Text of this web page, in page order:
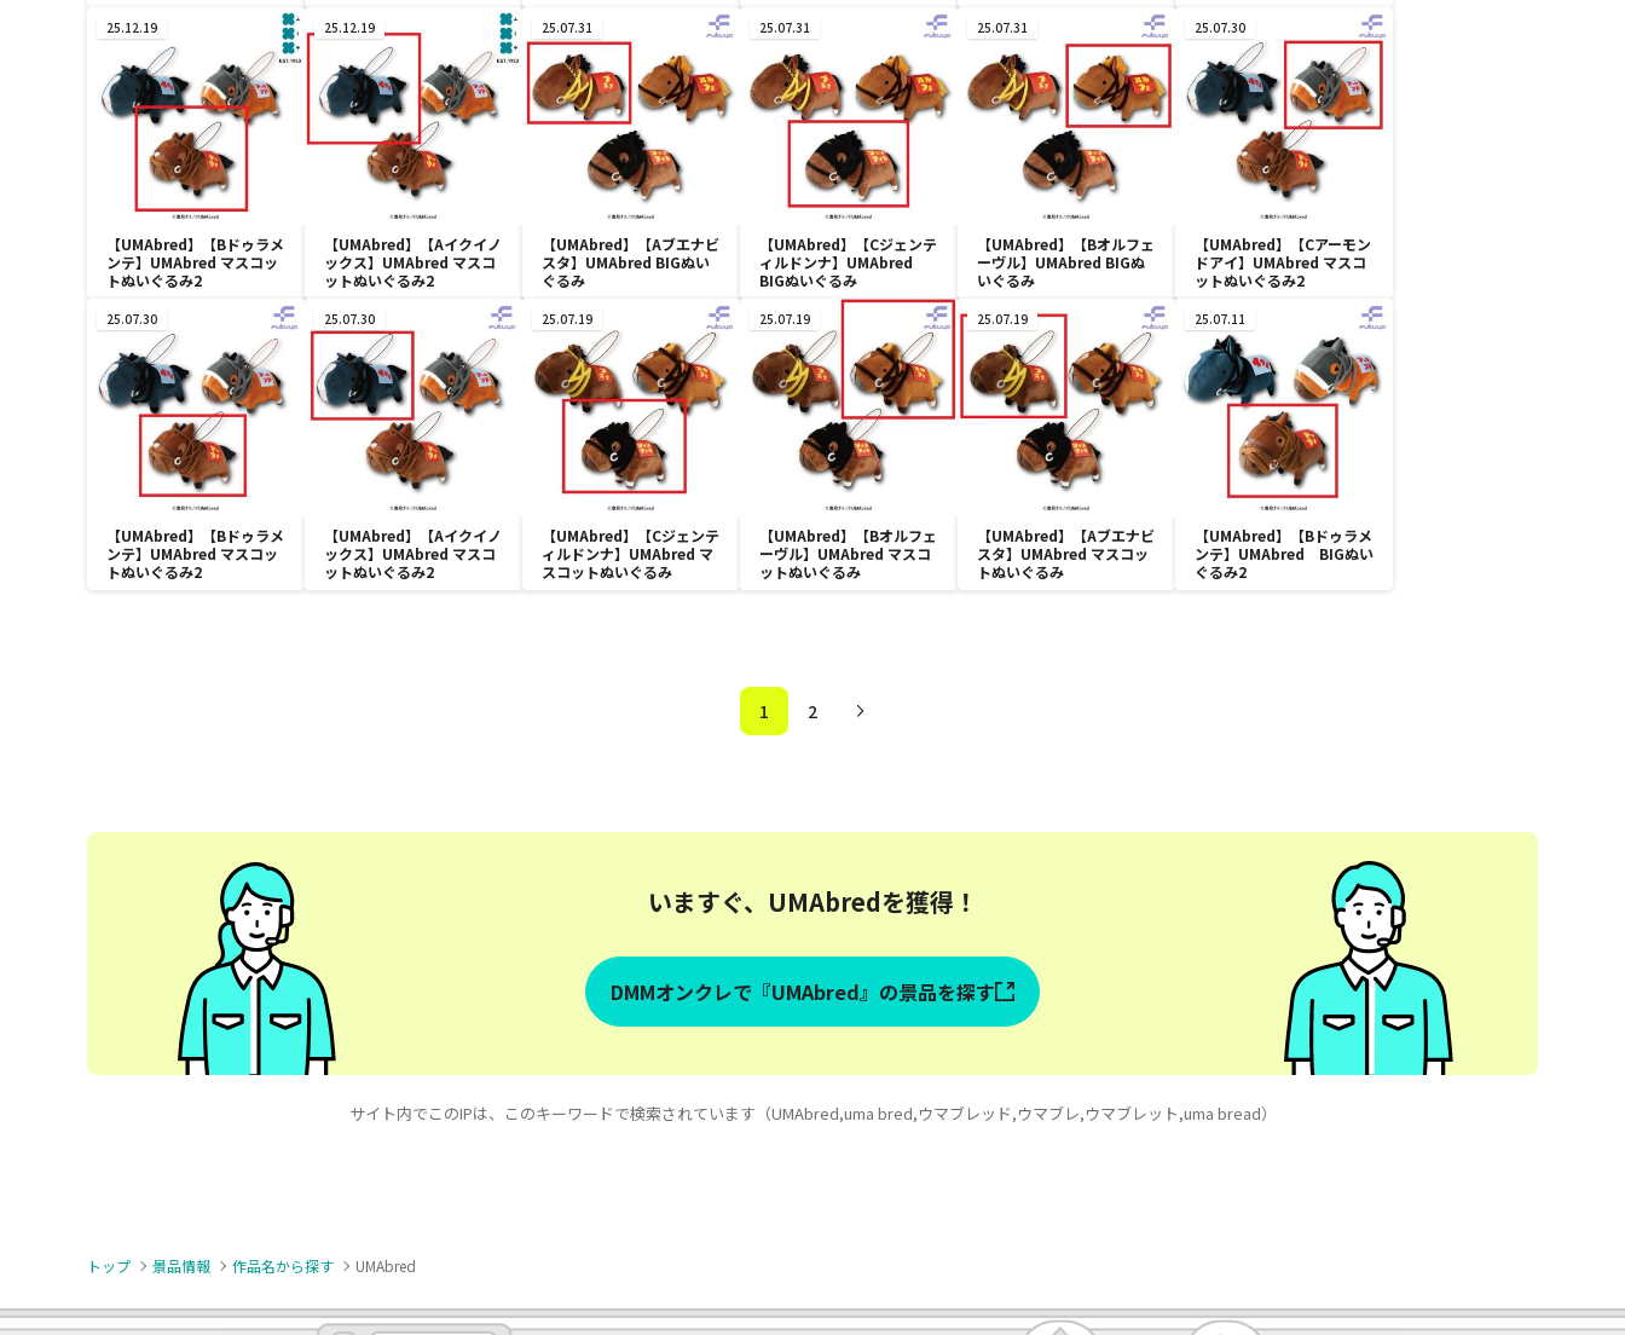
25.12.19
【UMAbred】【Bドゥラメ
ンテ】UMAbred マスコッ
トぬいぐるみ2
25.12.19
【UMAbred】【Aイクイノ
ックス】UMAbred マスコ
ットぬいぐるみ2
25.07.31
【UMAbred】【Aブエナビ
スタ】UMAbred BIGぬい
ぐるみ
25.07.31
【UMAbred】【Cジェンテ
ィルドンナ】UMAbred
BIGぬいぐるみ
25.07.31
【UMAbred】【Bオルフェ
ーヴル】UMAbred BIGぬ
いぐるみ
25.07.30
【UMAbred】【Cアーモン
ドアイ】UMAbred マスコ
ットぬいぐるみ2
25.07.30
【UMAbred】【Bドゥラメ
ンテ】UMAbred マスコッ
トぬいぐるみ2
25.07.30
【UMAbred】【Aイクイノ
ックス】UMAbred マスコ
ットぬいぐるみ2
25.07.19
【UMAbred】【Cジェンテ
ィルドンナ】UMAbred マ
スコットぬいぐるみ
25.07.19
【UMAbred】【Bオルフェ
ーヴル】UMAbred マスコ
ットぬいぐるみ
25.07.19
【UMAbred】【Aブエナビ
スタ】UMAbred マスコッ
トぬいぐるみ
25.07.11
【UMAbred】【Bドゥラメ
ンテ】UMAbred BIGぬい
ぐるみ2
1 2
いますぐ、UMAbredを獲得！
DMMオンクレで『UMAbred』の景品を探す
サイト内でこのIPは、このキーワードで検索されています（UMAbred,uma bred,ウマブレッド,ウマブレ,ウマブレット,uma bread）
トップ 景品情報 作品名から探す UMAbred